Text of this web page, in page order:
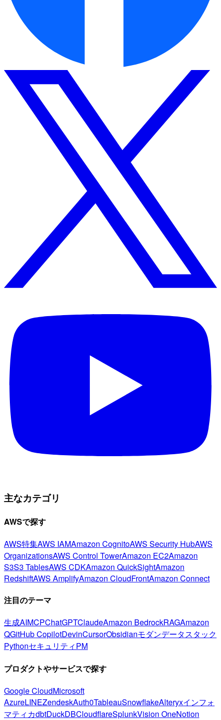
主なカテゴリ
AWSで探す
AWS特集AWS IAMAmazon CognitoAWS Security HubAWS
OrganizationsAWS Control TowerAmazon EC2Amazon
S3S3 TablesAWS CDKAmazon QuickSightAmazon
RedshiftAWS AmplifyAmazon CloudFrontAmazon Connect
注目のテーマ
生成AIMCPChatGPTClaudeAmazon BedrockRAGAmazon
QGitHub CopilotDevinCursorObsidianモダンデータスタック
PythonセキュリティPM
プロダクトやサービスで探す
Google CloudMicrosoft
AzureLINEZendeskAuth0TableauSnowflakeAlteryxインフォ
マティカdbtDuckDBCloudflareSplunkVision OneNotion